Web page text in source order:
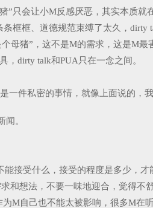
只会让小M反感厌恶，其实本质
框框、道德规范束缚了太久，
母猪”，这不是M的需求，这是M最
，dirty talk和PUA只在一念之间。
件私密的事情，就像上面说的
。
接受什么，接受的程度是多少，才
和想法，不要一味地迎合，觉得不
为M自己也不能太被影响，很多M在